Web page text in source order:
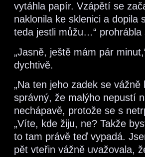
vytáhla papír. Vzápětí se
naklonila ke sklenici a dopila
teda jestli můžu…“ prohrábla
„Jasně, ještě mám pár
dychtivě.
„Na ten jeho zadek se
správný, že malýho nepustí
nechápavě, protože se s
„Víte, kde žiju, ne? Takže
to tam právě teď vypadá.
pět vteřin vážně uvažovala,